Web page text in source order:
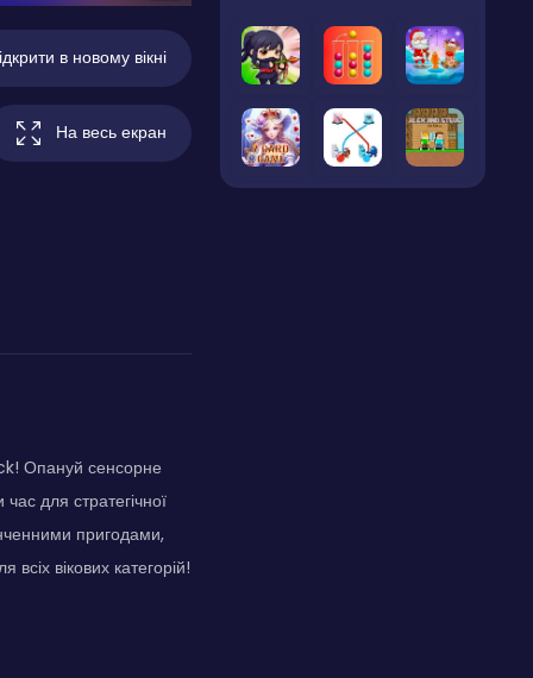
в новому вікні
На весь екран
Опануй сенсорне
для стратегічної
пригодами,
вікових категорій!